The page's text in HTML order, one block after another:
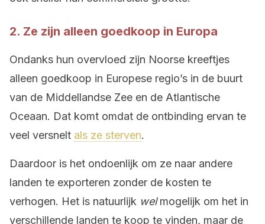
2. Ze zijn alleen goedkoop in Europa
Ondanks hun overvloed zijn Noorse kreeftjes
alleen goedkoop in Europese regio’s in de buurt
van de Middellandse Zee en de Atlantische
Oceaan. Dat komt omdat de ontbinding ervan te
veel versnelt als ze sterven.
Daardoor is het ondoenlijk om ze naar andere
landen te exporteren zonder de kosten te
verhogen. Het is natuurlijk welmogelijk om het in
verschillende landen te koop te vinden, maar de